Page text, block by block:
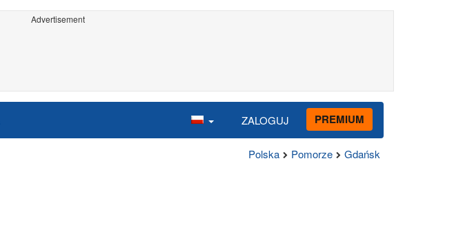
Advertisement
ZALOGUJ PREMIUM
Polska Pomorze Gdańsk